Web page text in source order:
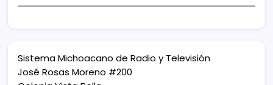
Sistema Michoacano de Radio y Televisión
José Rosas Moreno #200